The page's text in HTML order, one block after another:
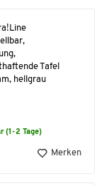
Tafel
hellgrau
(1-2 Tage)
Merken